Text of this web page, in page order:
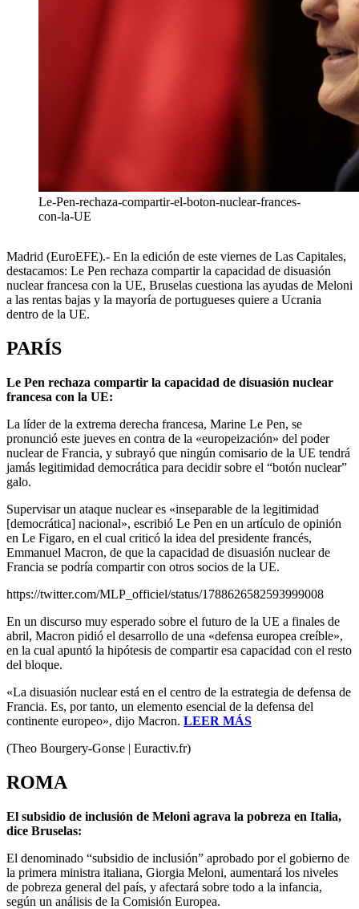
Le-Pen-rechaza-compartir-el-boton-nuclear-frances-
con-la-UE
Madrid (EuroEFE).- En la edición de este viernes de Las Capitales,
destacamos: Le Pen rechaza compartir la capacidad de disuasión
nuclear francesa con la UE, Bruselas cuestiona las ayudas de Meloni
a las rentas bajas y la mayoría de portugueses quiere a Ucrania
dentro de la UE.
PARÍS
Le Pen rechaza compartir la capacidad de disuasión nuclear
francesa con la UE:
La líder de la extrema derecha francesa, Marine Le Pen, se
pronunció este jueves en contra de la «europeización» del poder
nuclear de Francia, y subrayó que ningún comisario de la UE tendrá
jamás legitimidad democrática para decidir sobre el “botón nuclear”
galo.
Supervisar un ataque nuclear es «inseparable de la legitimidad
[democrática] nacional», escribió Le Pen en un artículo de opinión
en Le Figaro, en el cual criticó la idea del presidente francés,
Emmanuel Macron, de que la capacidad de disuasión nuclear de
Francia se podría compartir con otros socios de la UE.
https://twitter.com/MLP_officiel/status/1788626582593999008
En un discurso muy esperado sobre el futuro de la UE a finales de
abril, Macron pidió el desarrollo de una «defensa europea creíble»,
en la cual apuntó la hipótesis de compartir esa capacidad con el resto
del bloque.
«La disuasión nuclear está en el centro de la estrategia de defensa de
Francia. Es, por tanto, un elemento esencial de la defensa del
continente europeo», dijo Macron. LEER MÁS
(Theo Bourgery-Gonse | Euractiv.fr)
ROMA
El subsidio de inclusión de Meloni agrava la pobreza en Italia,
dice Bruselas:
El denominado “subsidio de inclusión” aprobado por el gobierno de
la primera ministra italiana, Giorgia Meloni, aumentará los niveles
de pobreza general del país, y afectará sobre todo a la infancia,
según un análisis de la Comisión Europea.